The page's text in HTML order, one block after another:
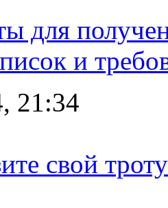
для
и
21:34
свой